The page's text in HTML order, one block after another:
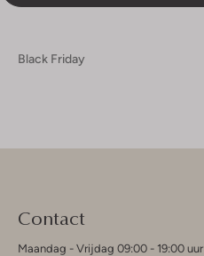
Black Friday
Contact
Maandag - Vrijdag 09:00 - 19:00 uur